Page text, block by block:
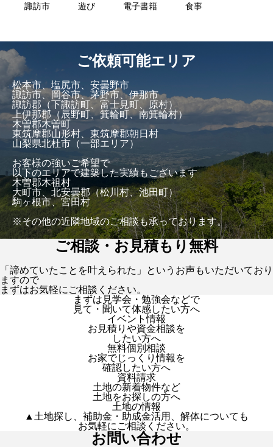
諏訪市 遊び 電子書籍 食事
ご依頼可能エリア
松本市、塩尻市、安曇野市
諏訪市、岡谷市、茅野市、伊那市
諏訪郡（下諏訪町、富士見町、原村）
上伊那郡（辰野町、箕輪町、南箕輪村）
木曽郡木曽町
東筑摩郡山形村、東筑摩郡朝日村
山梨県北杜市（一部エリア）
お客様の強いご希望で
以下のエリアで建築した実績もございます
木曽郡木祖村
大町市、北安曇郡（松川村、池田町）
駒ヶ根市、宮田村
※その他の近隣地域のご相談も承っております。
ご相談・お見積もり無料
「諦めていたことを叶えられた」というお声もいただいており
ますので
まずはお気軽にご相談ください。
まずは見学会・勉強会などで
見て・聞いて体感したい方へ
イベント情報
お見積りや資金相談を
したい方へ
無料個別相談
お家でじっくり情報を
確認したい方へ
資料請求
土地の新着物件など
土地をお探しの方へ
土地の情報
▲土地探し、補助金・助成金活用、解体についても
お気軽にご相談ください。
お問い合わせ